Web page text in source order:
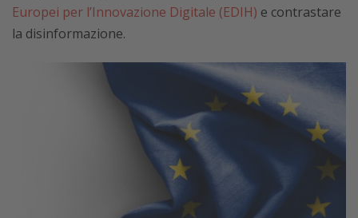
Europei per l’Innovazione Digitale (EDIH) e contrastare
la disinformazione.